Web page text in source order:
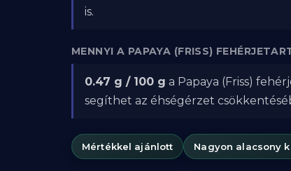
is.
MENNYI A PAPAYA (FRISS)
0.47 g / 100 g a Papaya (Friss)
segíthet az éhségérzet
Mértékkel ajánlott Nagyon alacsony